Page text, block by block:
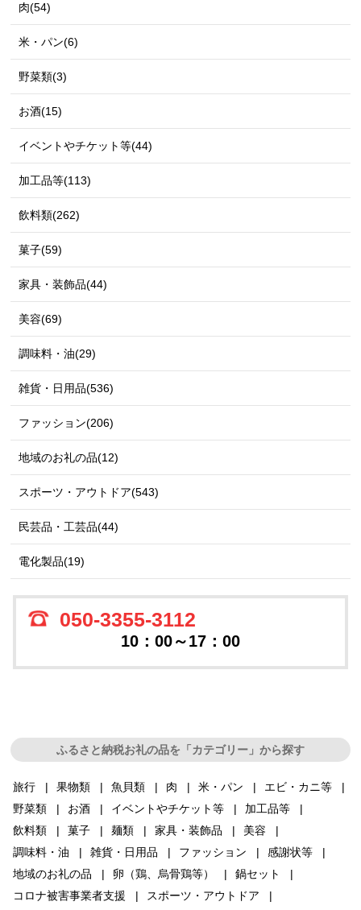
肉(54)
米・パン(6)
野菜類(3)
お酒(15)
イベントやチケット等(44)
加工品等(113)
飲料類(262)
菓子(59)
家具・装飾品(44)
美容(69)
調味料・油(29)
雑貨・日用品(536)
ファッション(206)
地域のお礼の品(12)
スポーツ・アウトドア(543)
民芸品・工芸品(44)
電化製品(19)
050-3355-3112
10：00～17：00
ふるさと納税お礼の品を「カテゴリー」から探す
旅行 果物類 魚貝類 肉 米・パン
エビ・カニ等
野菜類
お酒 イベントやチケット等
加工品等
飲料類
菓子 麺類 家具・装飾品
美容
調味料・油
雑貨・日用品 ファッション
感謝状等
地域のお礼の品
卵（鶏、烏骨鶏等）
鍋セット
コロナ被害事業者支援
スポーツ・アウトドア